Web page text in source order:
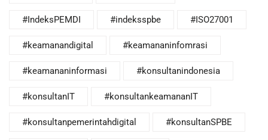
#IndeksPEMDI #indeksspbe #ISO27001
#keamanandigital #keamananinfomrasi
#keamananinformasi #konsultanindonesia
#konsultanIT #konsultankeamananIT
#konsultanpemerintahdigital #konsultanSPBE